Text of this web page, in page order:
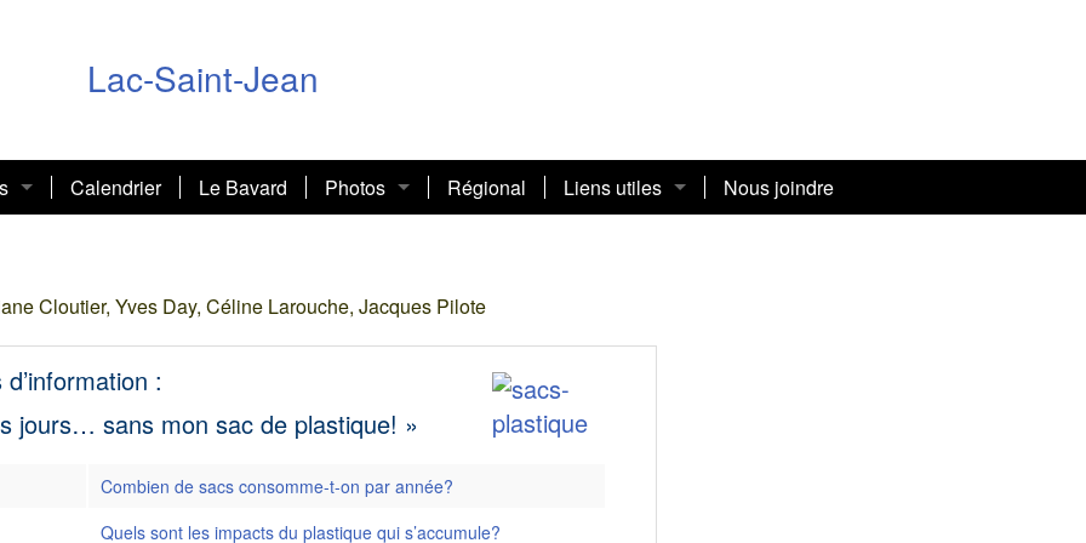
Lac-Saint-Jean
PAN
Fournitures diabétiques
Calendrier Le Bavard
Photos
2017-2018
2016-2017
Régional
Liens utiles
Nous joindre
Cloutier, Yves Day, Céline Larouche, Jacques Pilote
:
jours… sans mon sac de plastique! »
Combien de sacs consomme-t-on par année?
Quels sont les impacts du plastique qui s’accumule?